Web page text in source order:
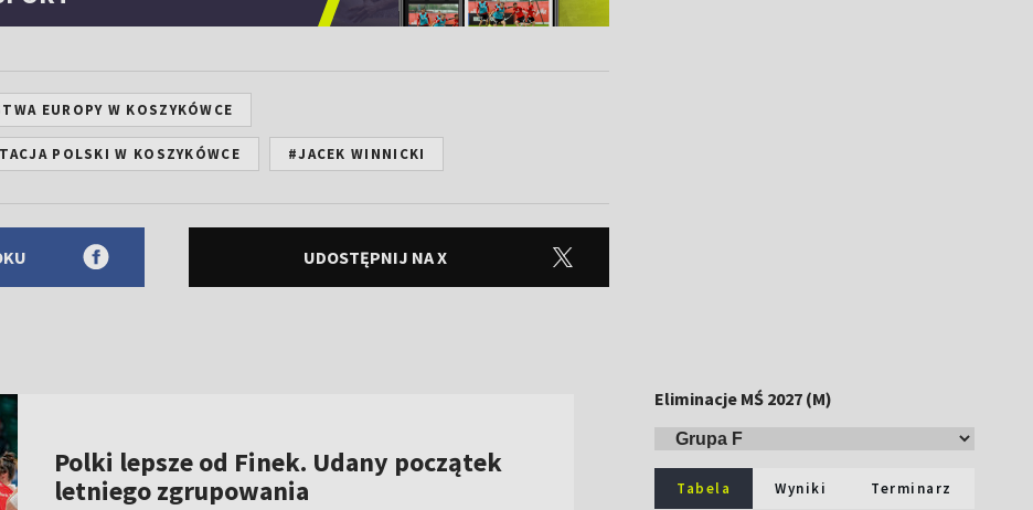
EUROPY W KOSZYKÓWCE
POLSKI W KOSZYKÓWCE #JACEK WINNICKI
UDOSTĘPNIJ NA X
Polki lepsze od Finek. Udany początek
letniego zgrupowania
Eliminacje MŚ 2027 (M)
Tabela Wyniki Terminarz